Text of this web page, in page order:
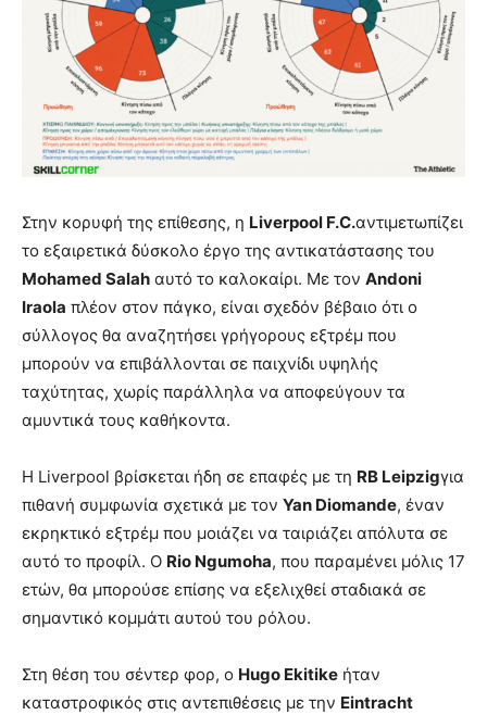
Στην κορυφή της επίθεσης, η Liverpool F.C.αντιμετωπίζει
το εξαιρετικά δύσκολο έργο της αντικατάστασης του
Mohamed Salah αυτό το καλοκαίρι. Με τον Andoni
Iraola πλέον στον πάγκο, είναι σχεδόν βέβαιο ότι ο
σύλλογος θα αναζητήσει γρήγορους εξτρέμ που
μπορούν να επιβάλλονται σε παιχνίδι υψηλής
ταχύτητας, χωρίς παράλληλα να αποφεύγουν τα
αμυντικά τους καθήκοντα.
Η Liverpool βρίσκεται ήδη σε επαφές με τη RB Leipzigγια
πιθανή συμφωνία σχετικά με τον Yan Diomande, έναν
εκρηκτικό εξτρέμ που μοιάζει να ταιριάζει απόλυτα σε
αυτό το προφίλ. Ο Rio Ngumoha, που παραμένει μόλις 17
ετών, θα μπορούσε επίσης να εξελιχθεί σταδιακά σε
σημαντικό κομμάτι αυτού του ρόλου.
Στη θέση του σέντερ φορ, ο Hugo Ekitike ήταν
καταστροφικός στις αντεπιθέσεις με την Eintracht